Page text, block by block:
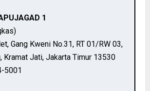
1
Gang Kweni No.31, RT 01/RW 03,
Kramat Jati, Jakarta Timur 13530
5001